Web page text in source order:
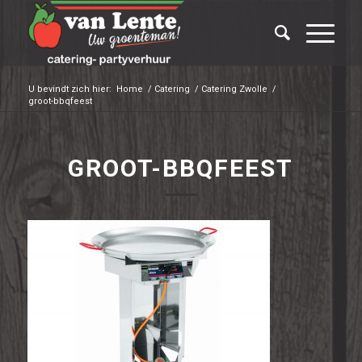
U bevindt zich hier: Home / Catering / Catering Zwolle /
groot-bbqfeest
GROOT-BBQFEEST